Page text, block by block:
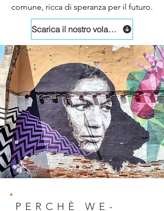
comune, ricca di speranza per il futuro.
Scarica il nostro volantino
PERCHÈ WE-